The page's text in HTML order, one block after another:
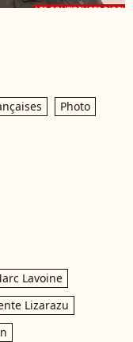
Photo
Lavoine
Lizarazu